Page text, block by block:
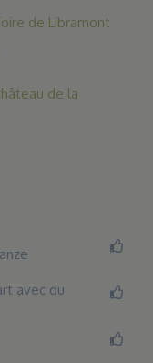
de Libramont
de la
avec du